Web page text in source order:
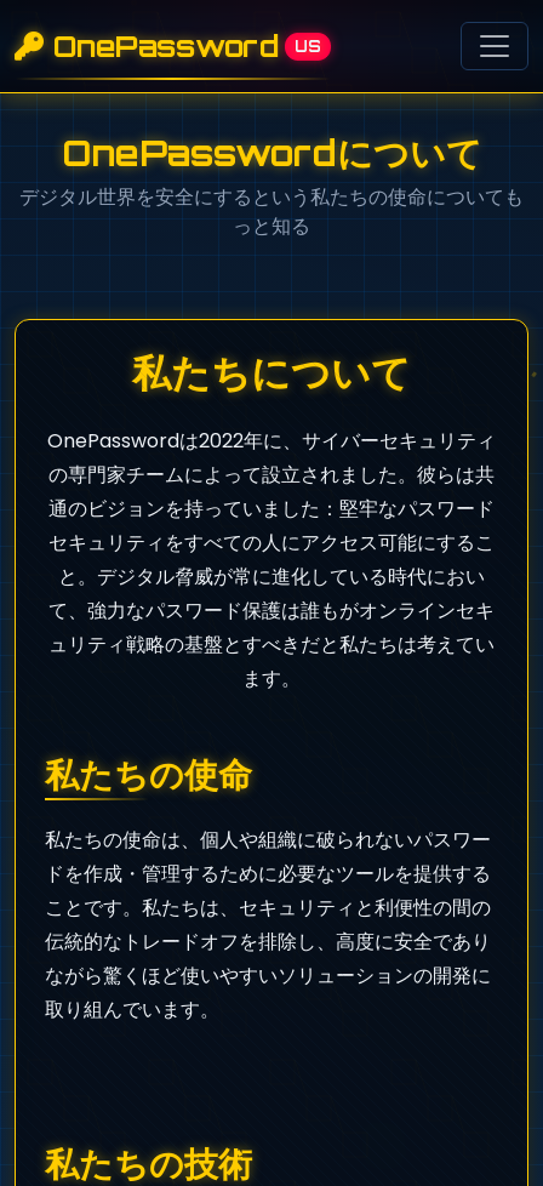
OnePassword US
OnePasswordについて
デジタル世界を安全にするという私たちの使命についても
っと知る
私たちについて
OnePasswordは2022年に、サイバーセキュリティ
の専門家チームによって設立されました。彼らは共
通のビジョンを持っていました：堅牢なパスワード
セキュリティをすべての人にアクセス可能にするこ
と。デジタル脅威が常に進化している時代におい
て、強力なパスワード保護は誰もがオンラインセキ
ュリティ戦略の基盤とすべきだと私たちは考えてい
ます。
私たちの使命
私たちの使命は、個人や組織に破られないパスワー
ドを作成・管理するために必要なツールを提供する
ことです。私たちは、セキュリティと利便性の間の
伝統的なトレードオフを排除し、高度に安全であり
ながら驚くほど使いやすいソリューションの開発に
取り組んでいます。
私たちの技術